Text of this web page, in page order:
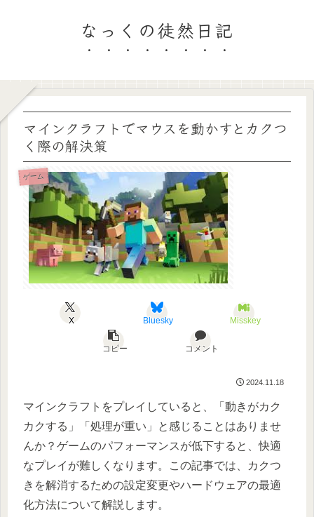
なっくの徒然日記
マインクラフトでマウスを動かすとカクつ
く際の解決策
ゲーム
X Bluesky Misskey
コピー コメント
2024.11.18
マインクラフトをプレイしていると、「動きがカク
カクする」「処理が重い」と感じることはありませ
んか？ゲームのパフォーマンスが低下すると、快適
なプレイが難しくなります。この記事では、カクつ
きを解消するための設定変更やハードウェアの最適
化方法について解説します。